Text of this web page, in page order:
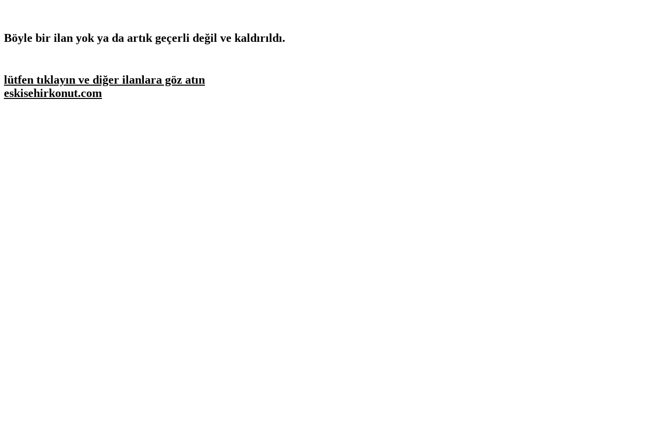
Böyle bir ilan yok ya da artık geçerli değil ve kaldırıldı.
lütfen tıklayın ve diğer ilanlara göz atın
eskisehirkonut.com